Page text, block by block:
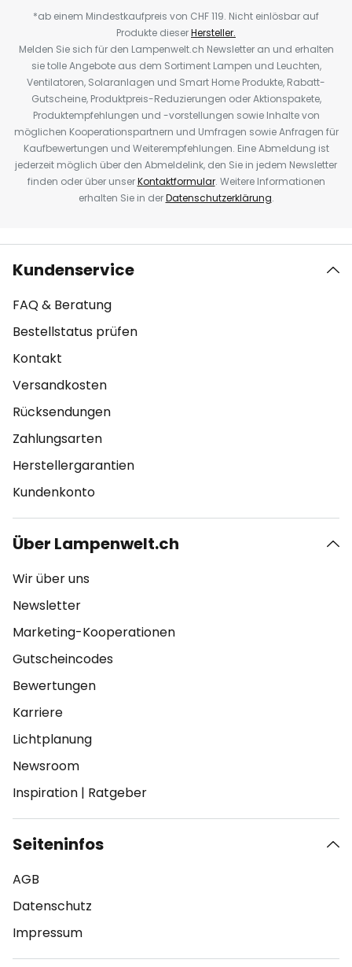
*ab einem Mindestkaufpreis von CHF 119. Nicht einlösbar auf
Produkte dieserHersteller.
Melden Sie sich für den Lampenwelt.ch Newsletter an und erhalten
sie tolle Angebote aus dem Sortiment Lampen und Leuchten,
Ventilatoren, Solaranlagen und Smart Home Produkte, Rabatt-
Gutscheine, Produktpreis-Reduzierungen oder Aktionspakete,
Produktempfehlungen und -vorstellungen sowie Inhalte von
möglichen Kooperationspartnern und Umfragen sowie Anfragen für
Kaufbewertungen und Weiterempfehlungen. Eine Abmeldung ist
jederzeit möglich über den Abmeldelink, den Sie in jedem Newsletter
finden oder über unserKontaktformular. Weitere Informationen
erhalten Sie in derDatenschutzerklärung.
Kundenservice
FAQ & Beratung
Bestellstatus prüfen
Kontakt
Versandkosten
Rücksendungen
Zahlungsarten
Herstellergarantien
Kundenkonto
Über Lampenwelt.ch
Wir über uns
Newsletter
Marketing-Kooperationen
Gutscheincodes
Bewertungen
Karriere
Lichtplanung
Newsroom
Inspiration | Ratgeber
Seiteninfos
AGB
Datenschutz
Impressum